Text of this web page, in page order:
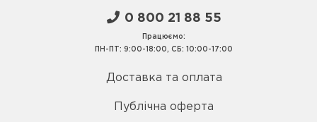
0 800 21 88 55
Працюємо:
ПН-ПТ: 9:00-18:00, СБ: 10:00-17:00
Доставка та оплата
Публічна оферта